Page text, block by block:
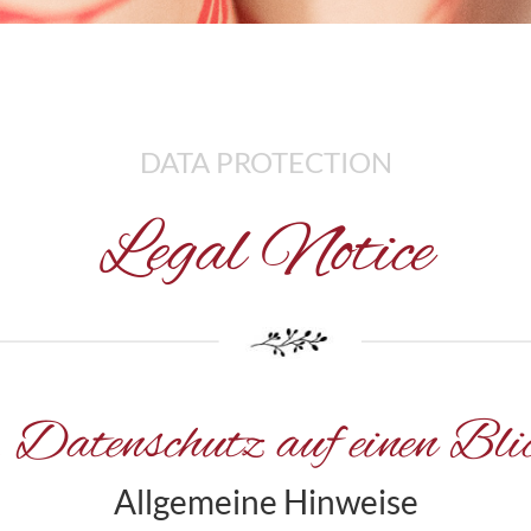
DATA PROTECTION
Legal Notice
Datenschutz auf einen
Allgemeine Hinweise